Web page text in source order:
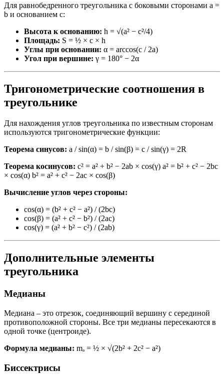
Для равнобедренного треугольника с боковыми сторонами a =
b и основанием c:
Высота к основанию: h = √(a² − c²/4)
Площадь: S = ½ × c × h
Углы при основании: α = arccos(c / 2a)
Угол при вершине: γ = 180° − 2α
Тригонометрические соотношения в
треугольнике
Для нахождения углов треугольника по известным сторонам
используются тригонометрические функции:
Теорема синусов: a / sin(α) = b / sin(β) = c / sin(γ) = 2R
Теорема косинусов: c² = a² + b² − 2ab × cos(γ) a² = b² + c² − 2bc
× cos(α) b² = a² + c² − 2ac × cos(β)
Вычисление углов через стороны:
cos(α) = (b² + c² − a²) / (2bc)
cos(β) = (a² + c² − b²) / (2ac)
cos(γ) = (a² + b² − c²) / (2ab)
Дополнительные элементы
треугольника
Медианы
Медиана – это отрезок, соединяющий вершину с серединой
противоположной стороны. Все три медианы пересекаются в
одной точке (центроиде).
Формула медианы: mₐ = ½ × √(2b² + 2c² − a²)
Биссектрисы